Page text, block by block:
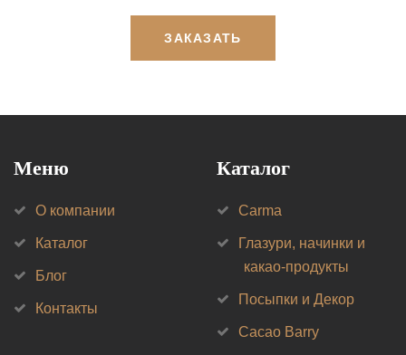
ЗАКАЗАТЬ
Меню
О компании
Каталог
Блог
Контакты
Каталог
Carma
Глазури, начинки и
какао-продукты
Посыпки и Декор
Cacao Barry